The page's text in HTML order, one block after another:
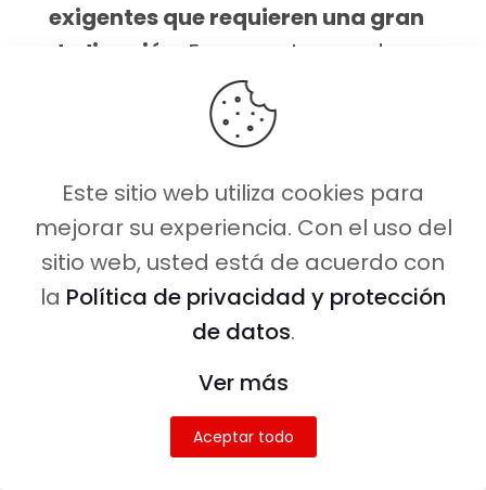
exigentes que requieren una gran
dedicación.
En eso estamos de
Pero todo tiene un límite.
Una cosa es tener un mes o dos a
tope y otra caer en una rutina de
vivir para trabajar.
Y, posiblemente, es lo que te está
pasando ahora: trabajas jornadas
infinitas, apenas pasas tiempo con
tu familia y amigos y hasta para ir
a comprar pan no tienes tiempo.
Este sitio web utiliza cookies para
mejorar su experiencia. Con el uso del
sitio web, usted está de acuerdo con
la Política de privacidad y protección
de datos.
Ver más
Aceptar todo